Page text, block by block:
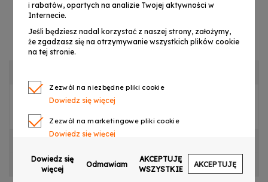
CECHY PRODUKTU
OPINIE
i rabatów, opartych na analizie Twojej aktywności w
Internecie.
Jeśli będziesz nadal korzystać z naszej strony, założymy,
że zgadzasz się na otrzymywanie wszystkich plików cookie
na tej stronie.
Zezwól na niezbędne pliki cookie
Dowiedz się więcej
Zezwól na marketingowe pliki cookie
Dowiedz się więcej
Zezwól na pliki cookie dotyczące preferencji
Dowiedz się więcej
Dowiedz się
więcej
Odmawiam
AKCEPTUJĘ
WSZYSTKIE
AKCEPTUJĘ